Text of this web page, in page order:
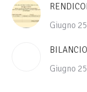
Giugno
Giugno